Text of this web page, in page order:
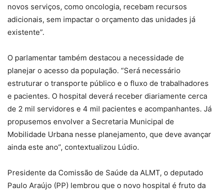
novos serviços, como oncologia, recebam recursos
adicionais, sem impactar o orçamento das unidades já
existente”.
O parlamentar também destacou a necessidade de
planejar o acesso da população. “Será necessário
estruturar o transporte público e o fluxo de trabalhadores
e pacientes. O hospital deverá receber diariamente cerca
de 2 mil servidores e 4 mil pacientes e acompanhantes. Já
propusemos envolver a Secretaria Municipal de
Mobilidade Urbana nesse planejamento, que deve avançar
ainda este ano”, contextualizou Lúdio.
Presidente da Comissão de Saúde da ALMT, o deputado
Paulo Araújo (PP) lembrou que o novo hospital é fruto da